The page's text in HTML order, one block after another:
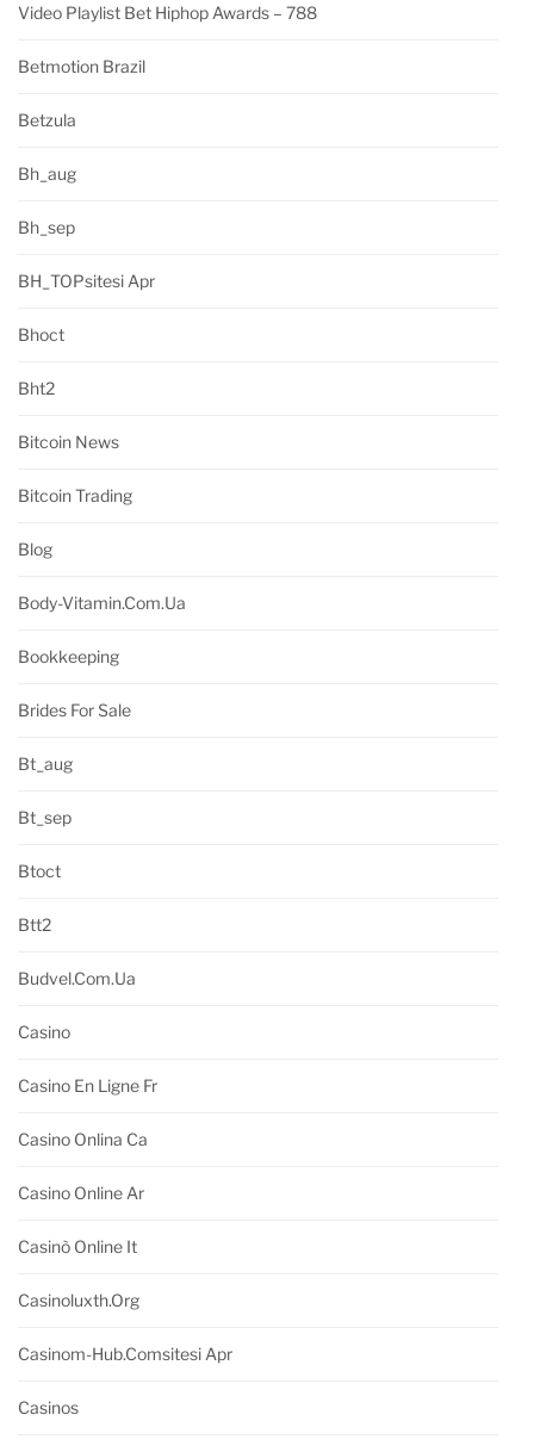
Video Playlist Bet Hiphop Awards – 788
Betmotion Brazil
Betzula
Bh_aug
Bh_sep
BH_TOPsitesi Apr
Bhoct
Bht2
Bitcoin News
Bitcoin Trading
Blog
Body-Vitamin.com.ua
Bookkeeping
Brides For Sale
Bt_aug
Bt_sep
Btoct
Btt2
Budvel.com.ua
Casino
Casino En Ligne Fr
Casino Onlina Ca
Casino Online Ar
Casinò Online It
Casinoluxth.org
Casinom-Hub.comsitesi Apr
Casinos